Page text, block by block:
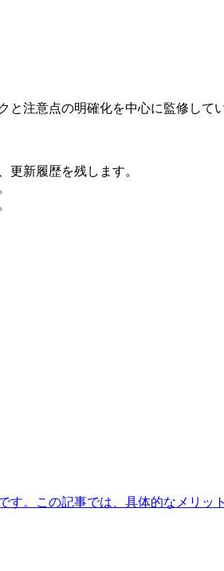
注意点の明確化を中心に監修して
更新履歴を残します。
。この記事では、具体的なメリッ